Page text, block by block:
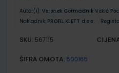
Autor(i): Veronek Germadnik Vekić
Nakladnik: PROFIL KLETT d.o.o.
SKU: 567115
ŠIFRA OMOTA: 500165